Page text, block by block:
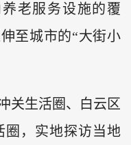
老服务设施的覆
至城市的“大街小
关生活圈、白云区
圈，实地探访当地